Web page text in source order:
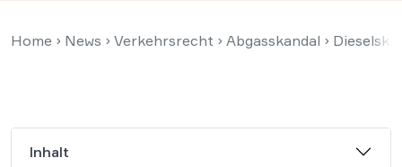
Home › News › Verkehrsrecht › Abgasskandal ›
Inhalt